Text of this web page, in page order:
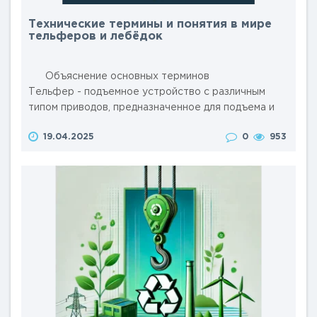
Технические термины и понятия в мире
тельферов и лебёдок
Объяснение основных терминов
Тельфер - подъемное устройство с различным
типом приводов, предназначенное для подъема и
вертикальной плоскостях. Обычно оснащено
- механизм для подъема или вытяги..
19.04.2025 0 953